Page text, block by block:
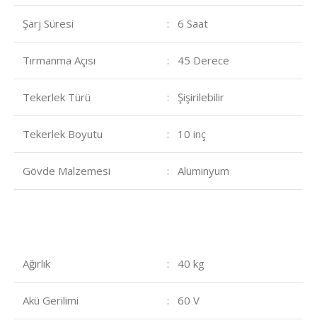
Şarj Süresi : 6 Saat
Tırmanma Açısı : 45 Derece
Tekerlek Türü : Şişirilebilir
Tekerlek Boyutu : 10 inç
Gövde Malzemesi : Alüminyum
Ağırlık : 40 kg
Akü Gerilimi : 60 V